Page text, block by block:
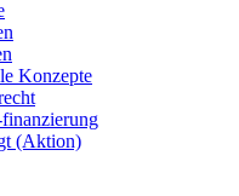
Konzepte
(Aktion)